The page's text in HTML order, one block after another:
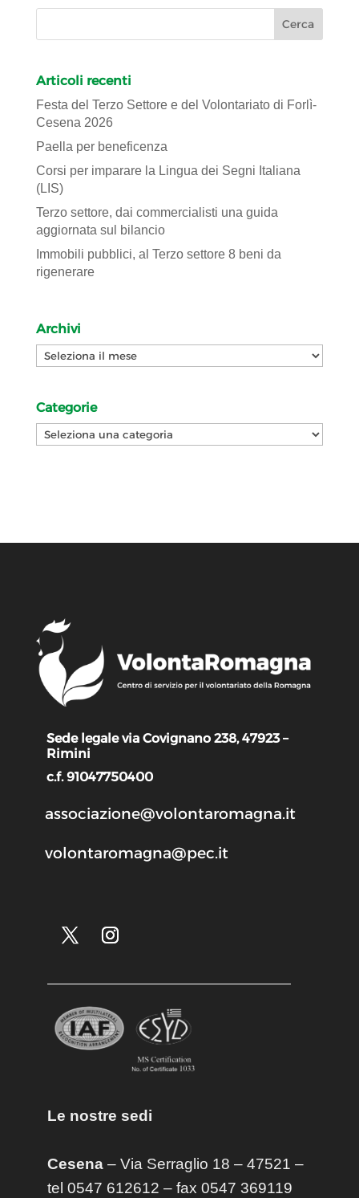
Articoli recenti
Festa del Terzo Settore e del Volontariato di Forlì-
Cesena 2026
Paella per beneficenza
Corsi per imparare la Lingua dei Segni Italiana
(LIS)
Terzo settore, dai commercialisti una guida
aggiornata sul bilancio
Immobili pubblici, al Terzo settore 8 beni da
rigenerare
Archivi
Archivi
Categorie
Categorie
Sede legale via Covignano 238, 47923 –
Rimini
c.f. 91047750400
associazione@volontaromagna.it
volontaromagna@pec.it
Le nostre sedi
Cesena– Via Serraglio 18 – 47521 –
tel 0547 612612 – fax 0547 369119